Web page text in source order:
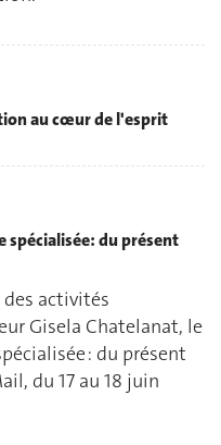
au cœur de l'esprit
spécialisée: du présent
activités
Gisela Chatelanat, le
: du présent
du 17 au 18 juin